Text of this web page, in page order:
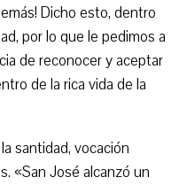
Dicho esto, dentro
por lo que le pedimos a
de reconocer y aceptar
de la rica vida de la
santidad, vocación
«San José alcanzó un